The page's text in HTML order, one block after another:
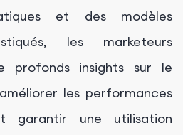
et des modèles
les marketeurs
profonds insights sur le
les performances
garantir une utilisation